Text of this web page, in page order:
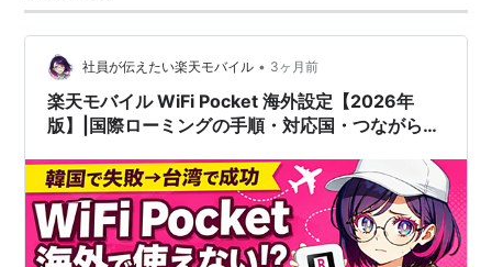
社員が伝えたい楽天モバイル • 3ヶ月前
楽天モバイル WiFi Pocket 海外設定【2026年
版】|国際ローミングの手順・対応国・つながらな